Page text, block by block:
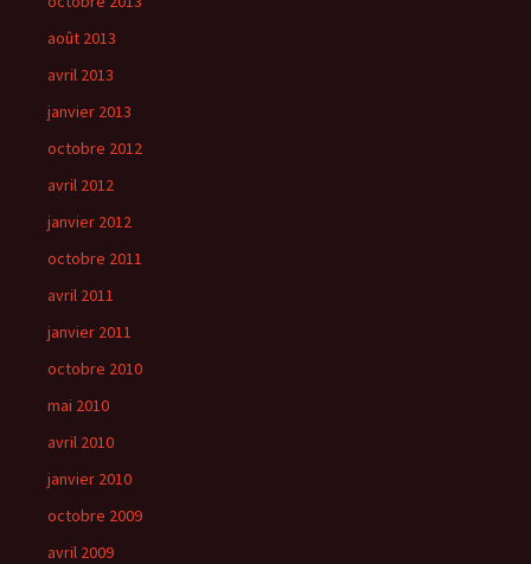
août 2013
avril 2013
janvier 2013
octobre 2012
avril 2012
janvier 2012
octobre 2011
avril 2011
janvier 2011
octobre 2010
mai 2010
avril 2010
janvier 2010
octobre 2009
avril 2009